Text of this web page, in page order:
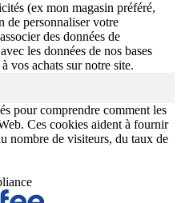
(ex mon magasin préféré,
de personnaliser votre
des données de
les données de nos bases
vos achats sur notre site.
pour comprendre comment les
Ces cookies aident à fournir
nombre de visiteurs, du taux de